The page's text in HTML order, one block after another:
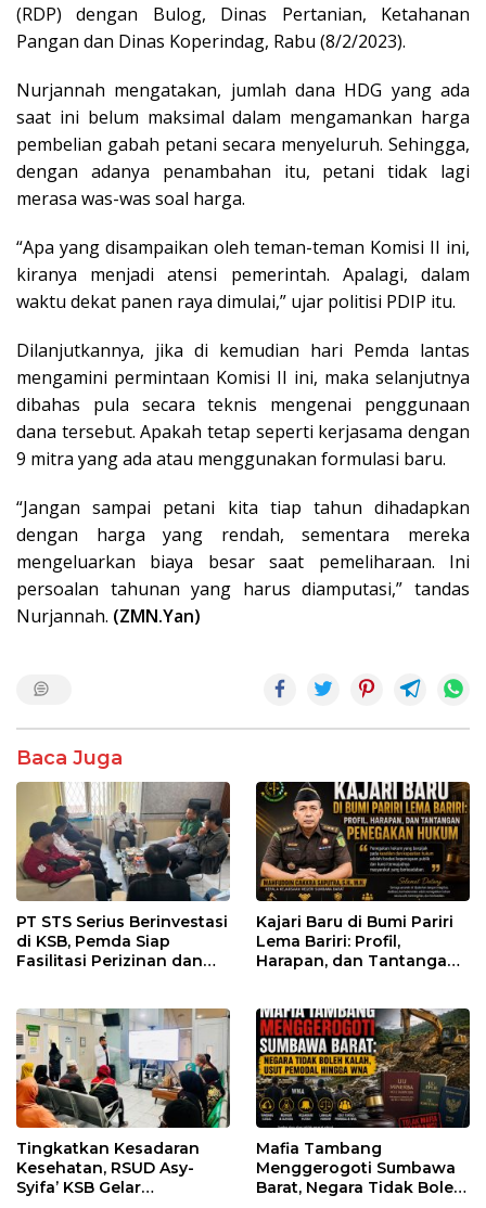
(RDP) dengan Bulog, Dinas Pertanian, Ketahanan
Pangan dan Dinas Koperindag, Rabu (8/2/2023).
Nurjannah mengatakan, jumlah dana HDG yang ada
saat ini belum maksimal dalam mengamankan harga
pembelian gabah petani secara menyeluruh. Sehingga,
dengan adanya penambahan itu, petani tidak lagi
merasa was-was soal harga.
“Apa yang disampaikan oleh teman-teman Komisi II ini,
kiranya menjadi atensi pemerintah. Apalagi, dalam
waktu dekat panen raya dimulai,” ujar politisi PDIP itu.
Dilanjutkannya, jika di kemudian hari Pemda lantas
mengamini permintaan Komisi II ini, maka selanjutnya
dibahas pula secara teknis mengenai penggunaan
dana tersebut. Apakah tetap seperti kerjasama dengan
9 mitra yang ada atau menggunakan formulasi baru.
“Jangan sampai petani kita tiap tahun dihadapkan
dengan harga yang rendah, sementara mereka
mengeluarkan biaya besar saat pemeliharaan. Ini
persoalan tahunan yang harus diamputasi,” tandas
Nurjannah. (ZMN.Yan)
Baca Juga
PT STS Serius Berinvestasi
di KSB, Pemda Siap
Fasilitasi Perizinan dan
Kajari Baru di Bumi Pariri
Lema Bariri: Profil,
Harapan, dan Tantangan
Tingkatkan Kesadaran
Kesehatan, RSUD Asy-
Syifa’ KSB Gelar
Mafia Tambang
Menggerogoti Sumbawa
Barat, Negara Tidak Boleh